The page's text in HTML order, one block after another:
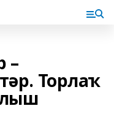
–
Торлаҡ